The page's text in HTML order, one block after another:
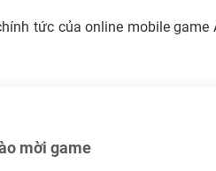
tức của online mobile game
mời game